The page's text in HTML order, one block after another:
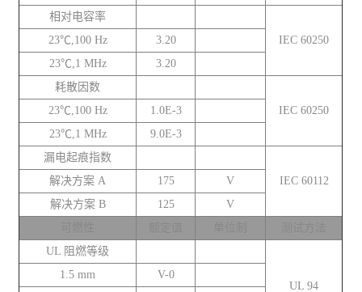
相对电容率
IEC 60250
23℃,100 Hz
3.20
23℃,1 MHz
3.20
耗散因数
IEC 60250
23℃,100 Hz
1.0E-3
23℃,1 MHz
9.0E-3
漏电起痕指数
IEC 60112
解决方案 A 175
V
解决方案 B
125
V
UL 阻燃等级
UL 94
1.5 mm
V-0